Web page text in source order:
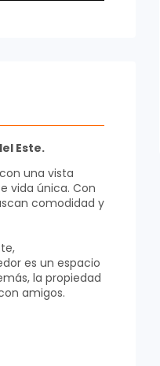
Este.
una vista
vida única. Con
comodidad y
es un espacio
la propiedad
amigos.
como anafe,
y en los